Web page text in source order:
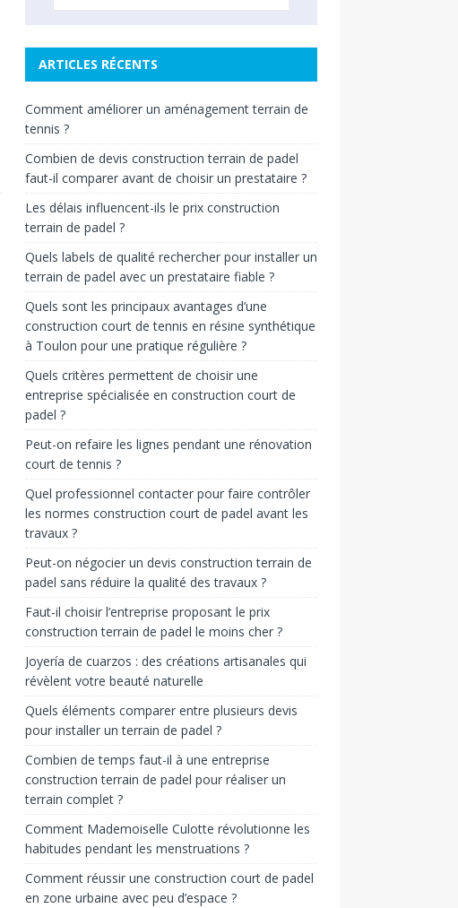
ARTICLES RÉCENTS
Comment améliorer un aménagement terrain de
tennis ?
Combien de devis construction terrain de padel
faut-il comparer avant de choisir un prestataire ?
Les délais influencent-ils le prix construction
terrain de padel ?
Quels labels de qualité rechercher pour installer un
terrain de padel avec un prestataire fiable ?
Quels sont les principaux avantages d’une
construction court de tennis en résine synthétique
à Toulon pour une pratique régulière ?
Quels critères permettent de choisir une
entreprise spécialisée en construction court de
padel ?
Peut-on refaire les lignes pendant une rénovation
court de tennis ?
Quel professionnel contacter pour faire contrôler
les normes construction court de padel avant les
travaux ?
Peut-on négocier un devis construction terrain de
padel sans réduire la qualité des travaux ?
Faut-il choisir l’entreprise proposant le prix
construction terrain de padel le moins cher ?
Joyería de cuarzos : des créations artisanales qui
révèlent votre beauté naturelle
Quels éléments comparer entre plusieurs devis
pour installer un terrain de padel ?
Combien de temps faut-il à une entreprise
construction terrain de padel pour réaliser un
terrain complet ?
Comment Mademoiselle Culotte révolutionne les
habitudes pendant les menstruations ?
Comment réussir une construction court de padel
en zone urbaine avec peu d’espace ?